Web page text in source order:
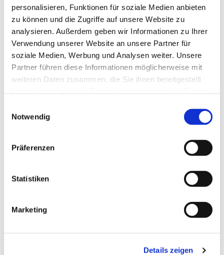
personalisieren, Funktionen für soziale Medien anbieten
zu können und die Zugriffe auf unsere Website zu
analysieren. Außerdem geben wir Informationen zu Ihrer
Verwendung unserer Website an unsere Partner für
soziale Medien, Werbung und Analysen weiter. Unsere
Partner führen diese Informationen möglicherweise mit
weiteren Daten zusammen, die Sie ihnen bereitgestellt
Notwendig
Präferenzen
Statistiken
Marketing
Details zeigen
interessieren